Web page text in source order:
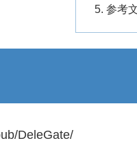
参考
DeleGate/